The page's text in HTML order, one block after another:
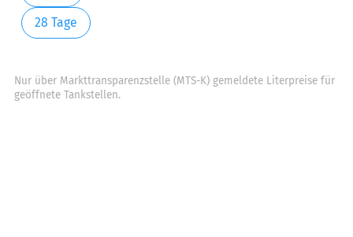
28 Tage
Nur über Markttransparenzstelle (MTS-K) gemeldete Literpreise für
geöffnete Tankstellen.